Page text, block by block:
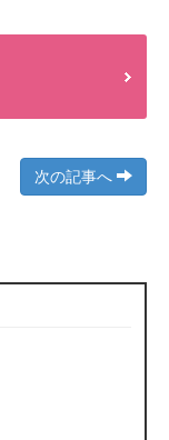
次の記事へ